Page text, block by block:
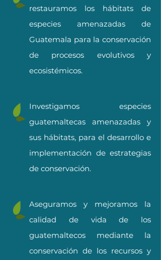
restauramos los hábitats de
especies amenazadas de
Guatemala para la conservación
de procesos evolutivos y
ecosistémicos.
Investigamos especies
guatemaltecas amenazadas y
sus hábitats, para el desarrollo e
implementación de estrategias
de conservación.
Aseguramos y mejoramos la
calidad de vida de los
guatemaltecos mediante la
conservación de los recursos y